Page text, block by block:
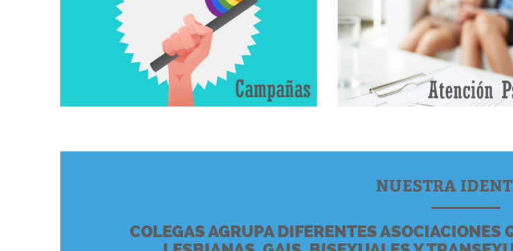
NUESTRA
COLEGAS AGRUPA DIFERENTES